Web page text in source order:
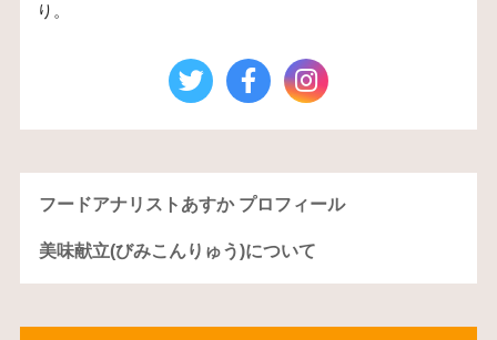
り。
フードアナリストあすか プロフィール
美味献立(びみこんりゅう)について